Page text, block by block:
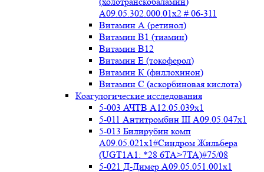
A09.05.302.000.01x2 # 06-311
Витамин А (ретинол)
Витамин В1 (тиамин)
Витамин В12
Витамин Е (токоферол)
Витамин К (филлохинон)
Витамин С (аскорбиновая кислота)
Коагулогические исследования
5-003 АЧТВ А12.05.039x1
5-011 Антитромбин III А09.05.047x1
5-013 Билирубин комп
A09.05.021x1#Синдром Жильбера
(UGT1A1: *28 6TA>7TA)#75/08
5-021 Д-Димер А09.05.051.001x1